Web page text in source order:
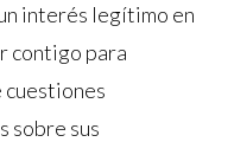
interés legítimo en
contigo para
sobre sus